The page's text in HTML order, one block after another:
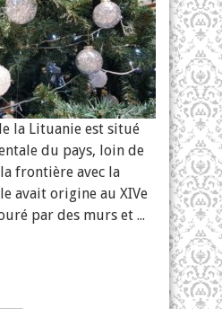
la Lituanie est situé
du pays, loin de
frontière avec la
avait origine au XIVe
par des murs et ...